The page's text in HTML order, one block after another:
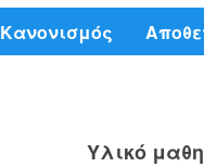
Κανονισμός
Υλικό